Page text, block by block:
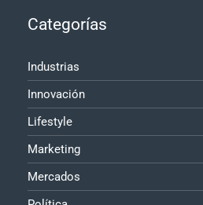
Categorías
Industrias
Innovación
Lifestyle
Marketing
Mercados